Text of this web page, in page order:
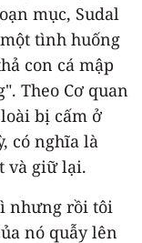
mục, Sudal
tình huống
con cá mập
Theo Cơ quan
bị cấm ở
có nghĩa là
và giữ lại.
nhưng rồi tôi
nó quẫy lên